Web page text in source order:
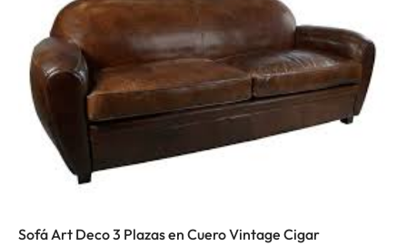
Sofá Art Deco 3 Plazas en Cuero Vintage Cigar